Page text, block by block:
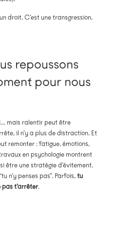
droit. C’est une transgression.
repoussons
pour nous
mais ralentir peut être
il n’y a plus de distraction. Et
remonter : fatigue, émotions,
en psychologie montrent
être une stratégie d’évitement.
n’y penses pas”. Parfois, tu
pas t’arrêter.